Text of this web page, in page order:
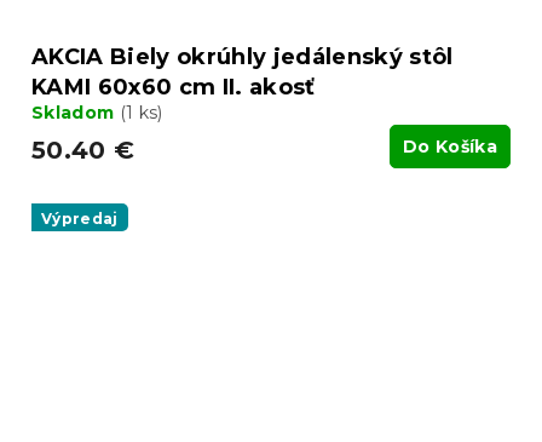
AKCIA Biely okrúhly jedálenský stôl
KAMI 60x60 cm II. akosť
Skladom (1 ks)
50.40 € Do Košíka
Výpredaj